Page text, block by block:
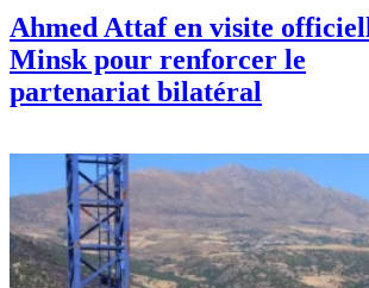
Ahmed Attaf en visite
Minsk pour renforcer le
partenariat bilatéral